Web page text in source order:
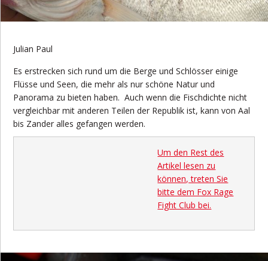
Julian Paul
Es erstrecken sich rund um die Berge und Schlösser einige
Flüsse und Seen, die mehr als nur schöne Natur und
Panorama zu bieten haben. Auch wenn die Fischdichte nicht
vergleichbar mit anderen Teilen der Republik ist, kann von Aal
bis Zander alles gefangen werden.
Um den Rest des
Artikel lesen zu
können, treten Sie
bitte dem Fox Rage
Fight Club bei.